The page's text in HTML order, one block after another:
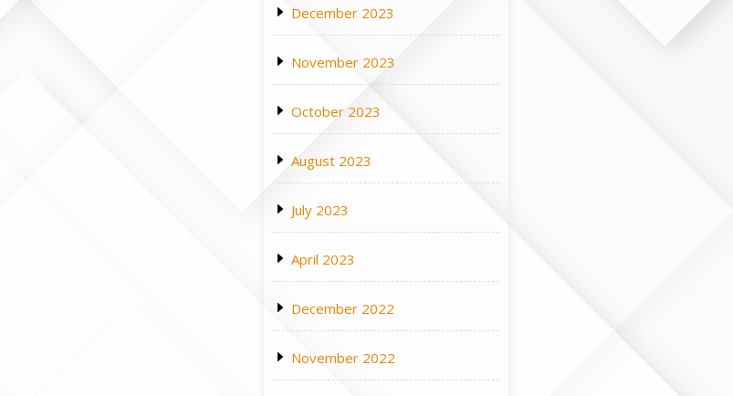
December 2023
November 2023
October 2023
August 2023
July 2023
April 2023
December 2022
November 2022